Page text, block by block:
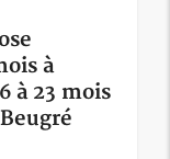
à
à 23 mois